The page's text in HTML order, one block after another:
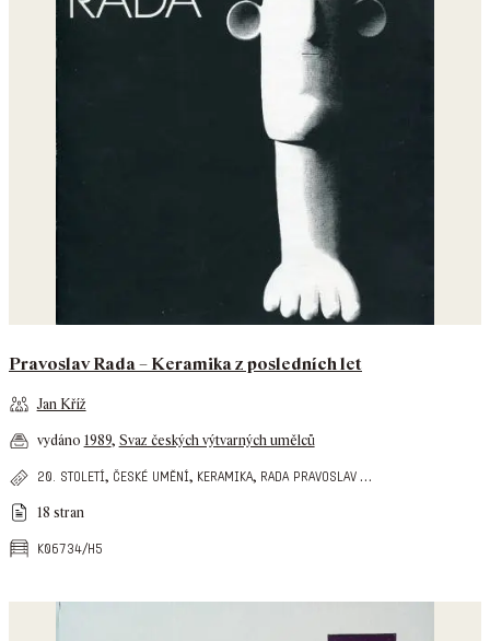
Pravoslav Rada – Keramika z posledních let
Jan Kříž
vydáno 1989, Svaz českých výtvarných umělců
20. století, české umění, keramika, rada pravoslav…
18 stran
k06734/h5